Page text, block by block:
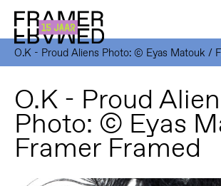
O.K - Proud Aliens Photo: © Eyas Matouk /
O.K - Proud
Photo: © Eyas
Framer Framed